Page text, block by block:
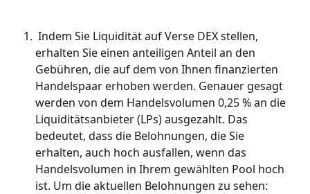
erhalten Sie einen anteiligen Anteil an den
Gebühren, die auf dem von Ihnen finanzierten
Handelspaar erhoben werden. Genauer gesagt
werden von dem Handelsvolumen 0,25 % an die
Liquiditätsanbieter (LPs) ausgezahlt. Das
bedeutet, dass die Belohnungen, die Sie
erhalten, auch hoch ausfallen, wenn das
Handelsvolumen in Ihrem gewählten Pool hoch
ist. Um die aktuellen Belohnungen zu sehen: